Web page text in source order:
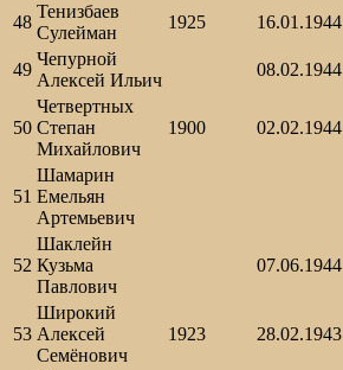
48
Тенизбаев
Сулейман
1925 16.01.1944
49
Чепурной
Алексей Ильич
08.02.1944
50
Четвертных
Степан
Михайлович
1900 02.02.1944
51
Шамарин
Емельян
Артемьевич
52
Шаклейн
Кузьма
Павлович
07.06.1944
53
Широкий
Алексей
Семёнович
1923 28.02.1943